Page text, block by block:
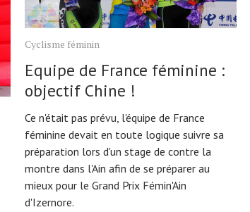
Cyclisme féminin
Equipe de France féminine :
objectif Chine !
Ce n'était pas prévu, l'équipe de France
féminine devait en toute logique suivre sa
préparation lors d'un stage de contre la
montre dans l'Ain afin de se préparer au
mieux pour le Grand Prix Fémin'Ain
d'Izernore.